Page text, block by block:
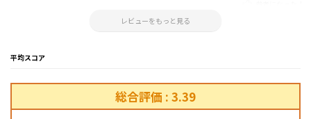
レビューをもっと見る
平均スコア
総合評価 : 3.39